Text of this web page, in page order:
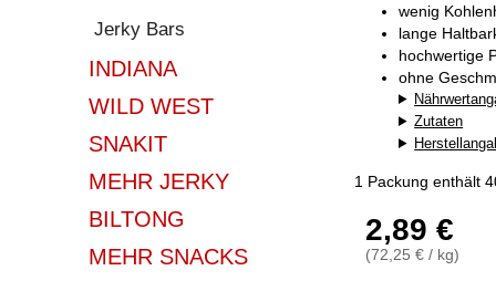
Jerky Bars
INDIANA
WILD WEST
SNAKIT
MEHR JERKY
BILTONG
MEHR SNACKS
wenig
lange
hochwertige
ohne
Zutaten
1 Packung enthält
2,89 €
(72,25 € / kg)